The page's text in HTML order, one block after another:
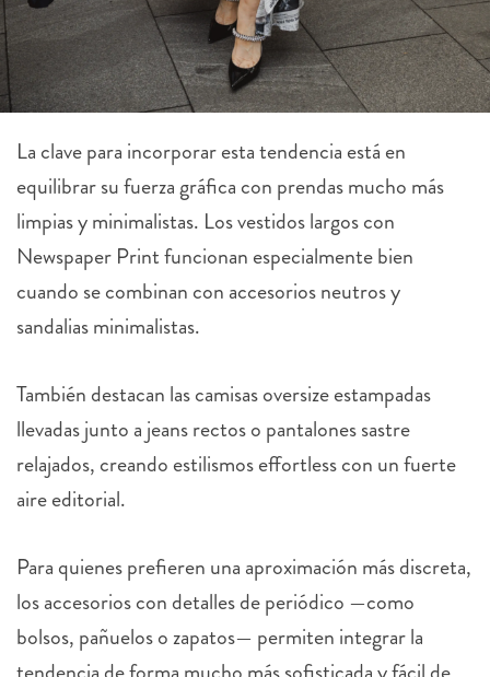
La clave para incorporar esta tendencia está en
equilibrar su fuerza gráfica con prendas mucho más
limpias y minimalistas. Los vestidos largos con
Newspaper Print funcionan especialmente bien
cuando se combinan con accesorios neutros y
sandalias minimalistas.
También destacan las camisas oversize estampadas
llevadas junto a jeans rectos o pantalones sastre
relajados, creando estilismos effortless con un fuerte
aire editorial.
Para quienes prefieren una aproximación más discreta,
los accesorios con detalles de periódico —como
bolsos, pañuelos o zapatos— permiten integrar la